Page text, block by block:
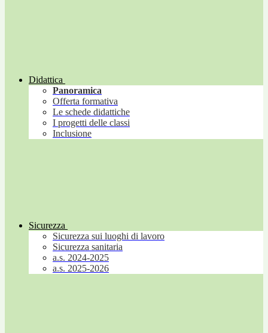
Didattica
Panoramica
Offerta formativa
Le schede didattiche
I progetti delle classi
Inclusione
Sicurezza
Sicurezza sui luoghi di lavoro
Sicurezza sanitaria
a.s. 2024-2025
a.s. 2025-2026